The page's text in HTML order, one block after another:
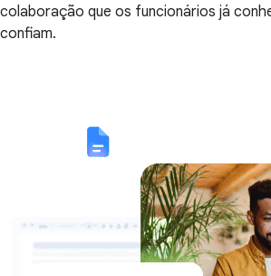
colaboração que os funcionários já
confiam.